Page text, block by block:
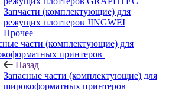
Запчасти (комплектующие) для
режущих плоттеров JINGWEI
Прочее
части (комплектующие) для
принтеров
Назад
Запасные части (комплектующие) для
широкоформатных принтеров